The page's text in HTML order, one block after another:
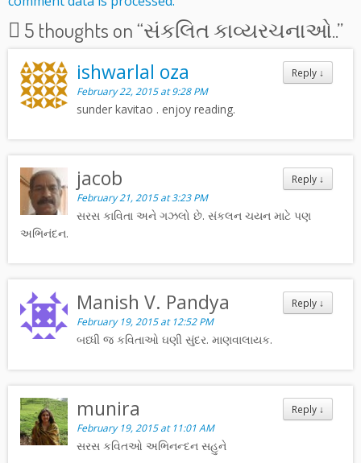
5 thoughts on “સંકલિત કાવ્યરચનાઓ..”
Reply ↓
ishwarlal oza
February 22, 2015 at 9:28 PM
sunder kavitao . enjoy reading.
Reply ↓
jacob
February 21, 2015 at 3:23 PM
સરસ કાવિતા અને ગઝલો છે. સંકલન ચયન માટે પણ
અભિનંદન.
Reply ↓
Manish V. Pandya
February 19, 2015 at 12:52 PM
બધ્ધી જ કવિતાઓ ઘણી સુંદર. માણવાલાયક.
Reply ↓
munira
February 19, 2015 at 11:01 AM
સરસ કવિતઓ અભિનન્દન સહુને